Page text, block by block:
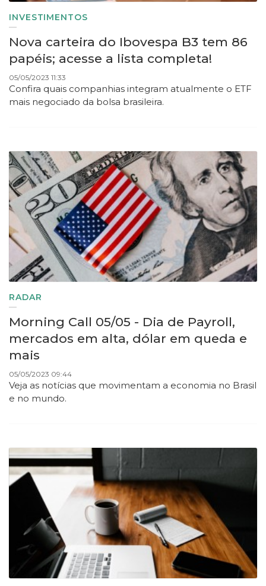
INVESTIMENTOS
Nova carteira do Ibovespa B3 tem 86
papéis; acesse a lista completa!
05/05/2023 11:33
Confira quais companhias integram atualmente o ETF
mais negociado da bolsa brasileira.
RADAR
Morning Call 05/05 - Dia de Payroll,
mercados em alta, dólar em queda e
mais
05/05/2023 09:44
Veja as notícias que movimentam a economia no Brasil
e no mundo.